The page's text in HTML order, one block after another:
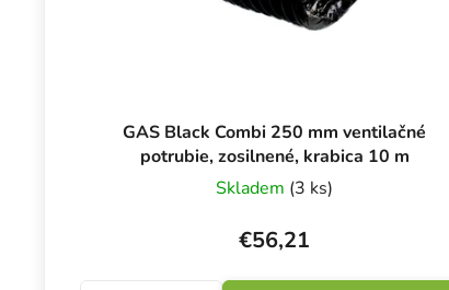
GAS Black Combi 250 mm ventilačné
potrubie, zosilnené, krabica 10 m
Skladem (3 ks)
€56,21